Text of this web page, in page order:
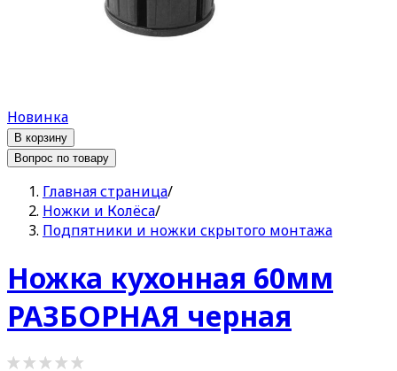
Новинка
В корзину
Вопрос по товару
Главная страница/
Ножки и Колёса/
Подпятники и ножки скрытого монтажа
Ножка кухонная 60мм
РАЗБОРНАЯ черная